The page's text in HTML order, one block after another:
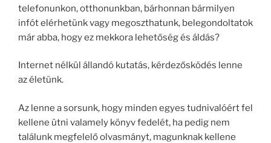
telefonunkon, otthonunkban, bárhonnan bármilyen
infót elérhetünk vagy megoszthatunk, belegondoltatok
már abba, hogy ez mekkora lehetőség és áldás?
Internet nélkül állandó kutatás, kérdezősködés lenne
az életünk.
Az lenne a sorsunk, hogy minden egyes tudnivalóért fel
kellene ütni valamely könyv fedelét, ha pedig nem
találunk megfelelő olvasmányt, magunknak kellene